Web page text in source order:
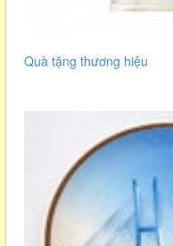
Quà tặng thương hiệu